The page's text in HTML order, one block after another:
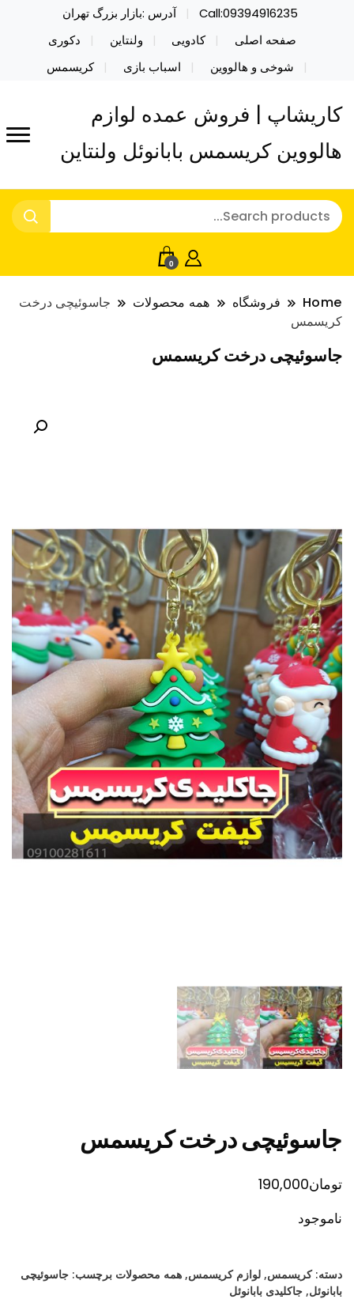
Call:09394916235
آدرس :بازار بزرگ تهران
صفحه اصلی
کادویی ولنتاین
دکوری
شوخی و هالووین
اسباب بازی کریسمس
کاریشاپ | فروش عمده لوازم
هالووین کریسمس بابانوئل ولنتاین
0
Home فروشگاه همه محصولات
جاسوئیچی درخت
کریسمس
جاسوئیچی درخت کریسمس
جاسوئیچی درخت کریسمس
تومان190,000
ناموجود
دسته:کریسمس, لوازم کریسمس, همه محصولات برچسب: جاسوئیچی
بابانوئل, جاکلیدی بابانوئل